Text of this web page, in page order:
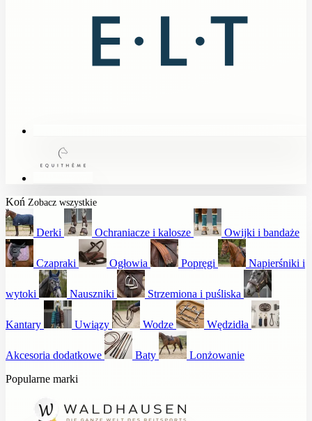
Koń Zobacz wszystkie
Derki Ochraniacze i kalosze Owijki i bandaże
Czapraki Ogłowia Popręgi Napierśniki i
wytoki Nauszniki Strzemiona i puśliska
Kantary Uwiązy Wodze Wędzidła
Akcesoria dodatkowe Baty
Lonżowanie
Popularne marki